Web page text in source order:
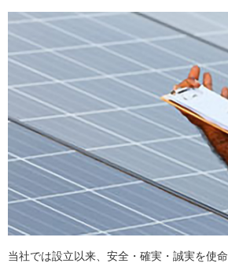
当社では設立以来、安全・確実・誠実を使